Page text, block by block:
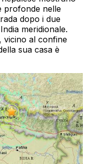
profonde nelle
dopo i due
meridionale.
vicino al confine
sua casa è